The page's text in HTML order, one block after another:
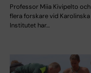
Professor Miia Kivipelto och
flera forskare vid Karolinska
Institutet har…